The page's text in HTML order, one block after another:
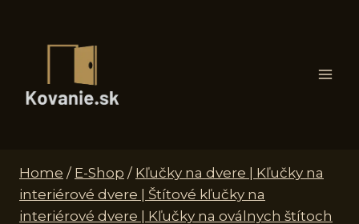
Home / E-Shop / Kľučky na dvere | Kľučky na
interiérové dvere | Štítové kľučky na
interiérové dvere | Kľučky na oválnych štítoch